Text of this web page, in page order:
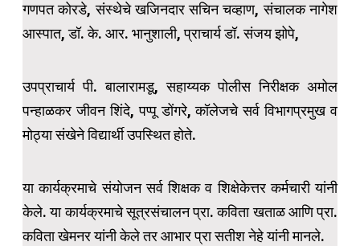
गणपत कोरडे, संस्थेचे खजिनदार सचिन चव्हाण, संचालक नागेश
आस्पात, डॉ. के. आर. भानुशाली, प्राचार्य डॉ. संजय झोपे,
उपप्राचार्य पी. बालारामडू, सहाय्यक पोलीस निरीक्षक अमोल
पन्हाळकर जीवन शिंदे, पप्पू डोंगरे, कॉलेजचे सर्व विभागप्रमुख व
मोठ्या संखेने विद्यार्थी उपस्थित होते.
या कार्यक्रमाचे संयोजन सर्व शिक्षक व शिक्षेकेत्तर कर्मचारी यांनी
केले. या कार्यक्रमाचे सूत्रसंचालन प्रा. कविता खताळ आणि प्रा.
कविता खेमनर यांनी केले तर आभार प्रा सतीश नेहे यांनी मानले.